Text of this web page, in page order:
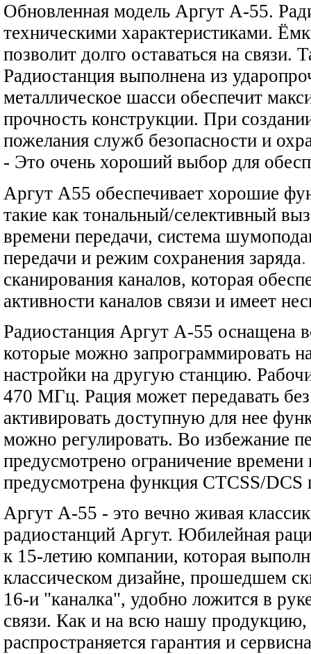
Обновленная модель Аргут А-55.
техническими характеристиками.
позволит долго оставаться на связи.
Радиостанция выполнена из
металлическое шасси обеспечит
прочность конструкции. При
пожелания служб безопасности и
- Это очень хороший выбор для
Аргут А55 обеспечивает хорошие
такие как тональный/селективный
времени передачи, система
передачи и режим сохранения заряда.
сканирования каналов, которая
активности каналов связи и имеет
Радиостанция Аргут А-55 оснащена
которые можно запрограммировать
настройки на другую станцию.
470 МГц. Рация может передавать
активировать доступную для нее
можно регулировать. Во избежание
предусмотрено ограничение
предусмотрена функция CTCSS/
Аргут А-55 - это вечно живая
радиостанций Аргут. Юбилейная
к 15-летию компании, которая
классическом дизайне, прошедшем
16-и "каналка", удобно ложится в
связи. Как и на всю нашу
распространяется гарантия и